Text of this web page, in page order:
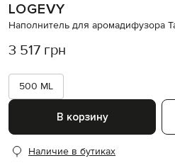
LOGEVY
Наполнитель для аромадифузора
3 517 грн
500 ML
В корзину
Наличие в бутиках